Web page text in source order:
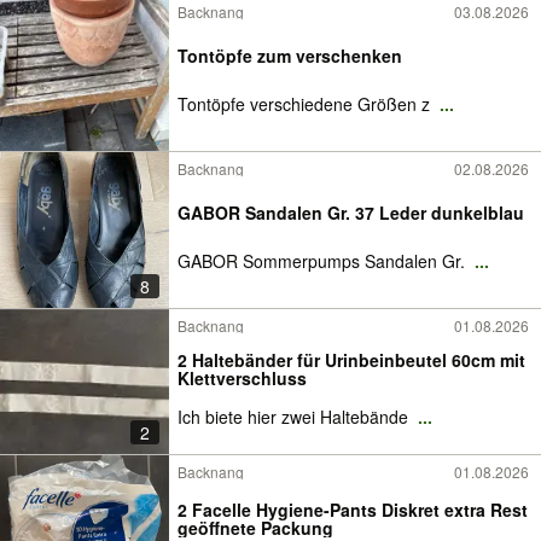
Backnang 03.08.2026
Tontöpfe zum verschenken
Tontöpfe verschiedene Größen z ...
8
Backnang 02.08.2026
GABOR Sandalen Gr. 37 Leder dunkelblau
GABOR Sommerpumps Sandalen Gr. ...
2
Backnang 01.08.2026
2 Haltebänder für Urinbeinbeutel 60cm mit
Klettverschluss
Ich biete hier zwei Haltebände ...
Backnang 01.08.2026
2 Facelle Hygiene-Pants Diskret extra Rest
geöffnete Packung